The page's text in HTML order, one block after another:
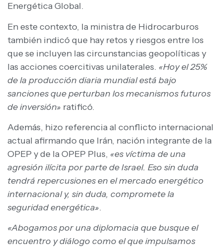
Energética Global.
En este contexto, la ministra de Hidrocarburos
también indicó que hay retos y riesgos entre los
que se incluyen las circunstancias geopolíticas y
las acciones coercitivas unilaterales. «Hoy el 25%
de la producción diaria mundial está bajo
sanciones que perturban los mecanismos futuros
de inversión» ratificó.
Además, hizo referencia al conflicto internacional
actual afirmando que Irán, nación integrante de la
OPEP y de la OPEP Plus, «es víctima de una
agresión ilícita por parte de Israel. Eso sin duda
tendrá repercusiones en el mercado energético
internacional y, sin duda, compromete la
seguridad energética».
«Abogamos por una diplomacia que busque el
encuentro y diálogo como el que impulsamos